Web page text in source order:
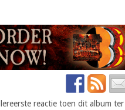
reactie toen dit album ter